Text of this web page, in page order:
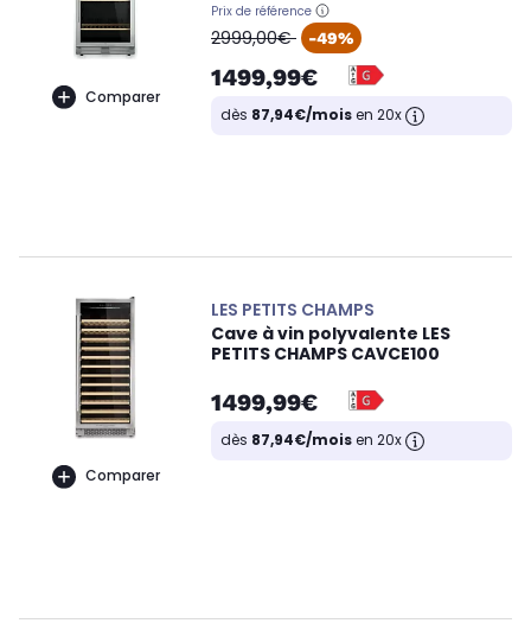
Comparer
Prix de référence
oldPrice
2999,00€ -49%
1499,99€
dès 87,94€/moisen 20x
Comparer
LES PETITS CHAMPS
Cave à vin polyvalente LES
PETITS CHAMPS CAVCE100
1499,99€
dès 87,94€/moisen 20x